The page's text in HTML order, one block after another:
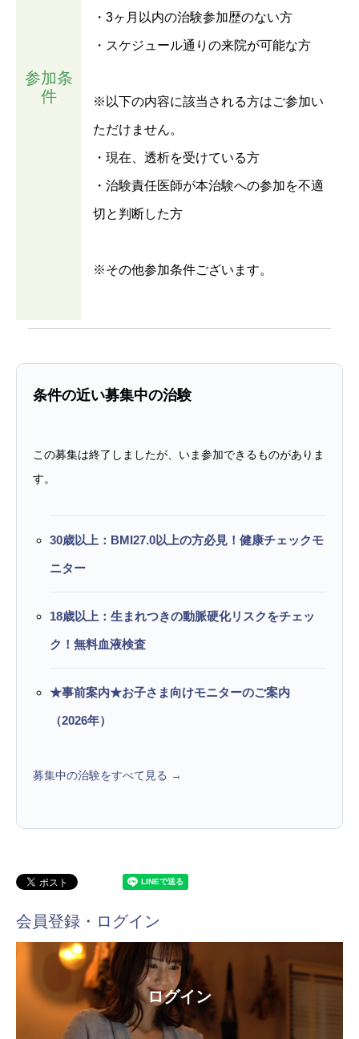
参加条
件
・3ヶ月以内の治験参加歴のない方
・スケジュール通りの来院が可能な方
※以下の内容に該当される方はご参加い
ただけません。
・現在、透析を受けている方
・治験責任医師が本治験への参加を不適
切と判断した方
※その他参加条件ございます。
条件の近い募集中の治験
この募集は終了しましたが、いま参加できるものがありま
す。
30歳以上：BMI27.0以上の方必見！健康チェックモ
ニター
18歳以上：生まれつきの動脈硬化リスクをチェッ
ク！無料血液検査
★事前案内★お子さま向けモニターのご案内
（2026年）
募集中の治験をすべて見る →
会員登録・ログイン
ログイン